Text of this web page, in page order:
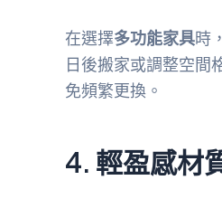
在選擇多功能家具時
日後搬家或調整空間
免頻繁更換。
4. 輕盈感材